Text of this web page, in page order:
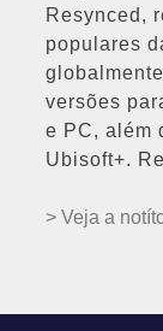
Resynced,
populares
versões
e PC, além
Ubisoft+.
> Veja a